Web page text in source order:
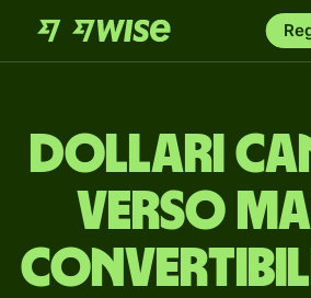
dollari
verso